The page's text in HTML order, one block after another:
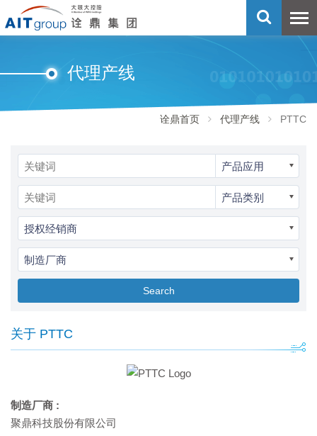
代理产线
诠鼎首页 代理产线 PTTC
产品应用
产品类别
授权经销商
制造厂商
Search
关于 PTTC
制造厂商 :
聚鼎科技股份有限公司